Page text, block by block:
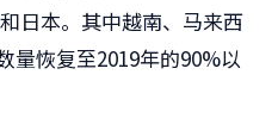
日本。其中越南、马来西
量恢复至2019年的90%以